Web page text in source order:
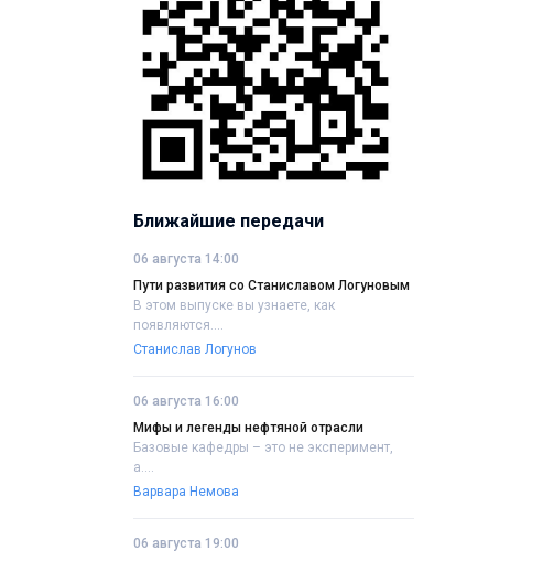
Ближайшие передачи
06 августа 14:00
Пути развития со Станиславом Логуновым
В этом выпуске вы узнаете, как
появляются....
Станислав Логунов
06 августа 16:00
Мифы и легенды нефтяной отрасли
Базовые кафедры – это не эксперимент,
а....
Варвара Немова
06 августа 19:00